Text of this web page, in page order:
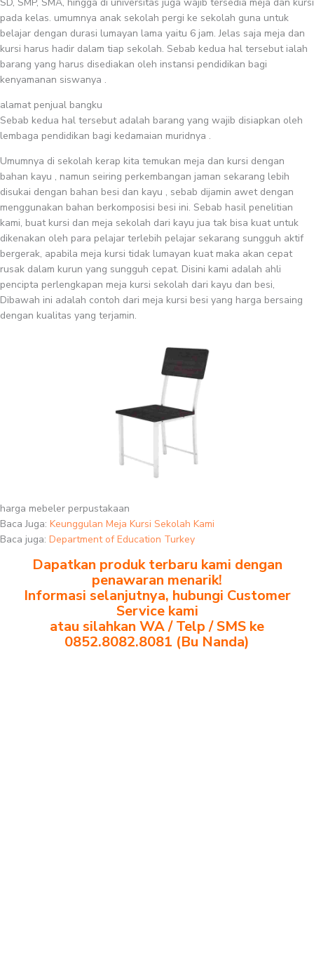
pada kelas. umumnya anak sekolah pergi ke sekolah guna untuk
belajar dengan durasi lumayan lama yaitu 6 jam. Jelas saja meja dan
kursi harus hadir dalam tiap sekolah. Sebab kedua hal tersebut ialah
barang yang harus disediakan oleh instansi pendidikan bagi
kenyamanan siswanya .
alamat penjual bangku
Sebab kedua hal tersebut adalah barang yang wajib disiapkan oleh
lembaga pendidikan bagi kedamaian muridnya .
Umumnya di sekolah kerap kita temukan meja dan kursi dengan
bahan kayu , namun seiring perkembangan jaman sekarang lebih
disukai dengan bahan besi dan kayu , sebab dijamin awet dengan
menggunakan bahan berkomposisi besi ini. Sebab hasil penelitian
kami, buat kursi dan meja sekolah dari kayu jua tak bisa kuat untuk
dikenakan oleh para pelajar terlebih pelajar sekarang sungguh aktif
bergerak, apabila meja kursi tidak lumayan kuat maka akan cepat
rusak dalam kurun yang sungguh cepat. Disini kami adalah ahli
pencipta perlengkapan meja kursi sekolah dari kayu dan besi,
Dibawah ini adalah contoh dari meja kursi besi yang harga bersaing
dengan kualitas yang terjamin.
harga mebeler perpustakaan
Baca Juga: Keunggulan Meja Kursi Sekolah Kami
Baca juga: Department of Education Turkey
Dapatkan produk terbaru kami dengan
penawaran menarik!
Informasi selanjutnya, hubungi Customer
Service kami
atau silahkan WA / Telp / SMS ke
0852.8082.8081 (Bu Nanda)